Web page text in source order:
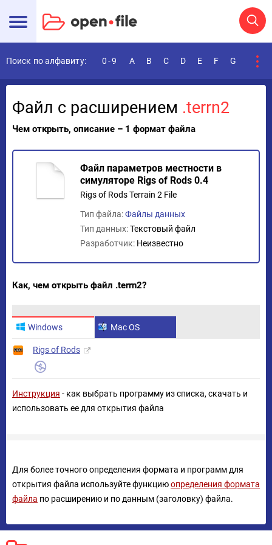
Поиск по алфавиту: 0-9 A B C D E F G
Файл с расширением .terrn2
Чем открыть, описание – 1 формат файла
Файл параметров местности в
симуляторе Rigs of Rods 0.4
Rigs of Rods Terrain 2 File
Тип файла:Файлы данных
Тип данных:Текстовый файл
Разработчик: Неизвестно
Как, чем открыть файл .terrn2?
Windows Mac OS
Rigs of Rods
Инструкция - как выбрать программу из списка, скачать и
использовать ее для открытия файла
Для более точного определения формата и программ для
открытия файла используйте функциюопределения формата
файла по расширению и по данным (заголовку) файла.